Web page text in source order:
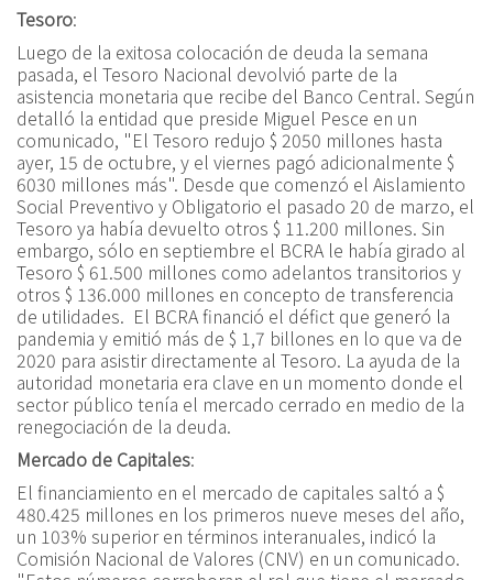
Tesoro:
Luego de la exitosa colocación de deuda la semana
pasada, el Tesoro Nacional devolvió parte de la
asistencia monetaria que recibe del Banco Central. Según
detalló la entidad que preside Miguel Pesce en un
comunicado, "El Tesoro redujo $ 2050 millones hasta
ayer, 15 de octubre, y el viernes pagó adicionalmente $
6030 millones más". Desde que comenzó el Aislamiento
Social Preventivo y Obligatorio el pasado 20 de marzo, el
Tesoro ya había devuelto otros $ 11.200 millones. Sin
embargo, sólo en septiembre el BCRA le había girado al
Tesoro $ 61.500 millones como adelantos transitorios y
otros $ 136.000 millones en concepto de transferencia
de utilidades. El BCRA financió el défict que generó la
pandemia y emitió más de $ 1,7 billones en lo que va de
2020 para asistir directamente al Tesoro. La ayuda de la
autoridad monetaria era clave en un momento donde el
sector público tenía el mercado cerrado en medio de la
renegociación de la deuda.
Mercado de Capitales:
El financiamiento en el mercado de capitales saltó a $
480.425 millones en los primeros nueve meses del año,
un 103% superior en términos interanuales, indicó la
Comisión Nacional de Valores (CNV) en un comunicado.